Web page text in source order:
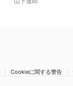
Cookieに関する警告